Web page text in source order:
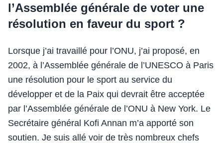
l’Assemblée générale de voter une
résolution en faveur du sport ?
Lorsque j’ai travaillé pour l’ONU, j’ai proposé, en
2002, à l’Assemblée générale de l’UNESCO à Paris
une résolution pour le sport au service du
développer et de la Paix qui devrait être acceptée
par l’Assemblée générale de l’ONU à New York. Le
Secrétaire général Kofi Annan m’a apporté son
soutien. Je suis allé voir de très nombreux chefs